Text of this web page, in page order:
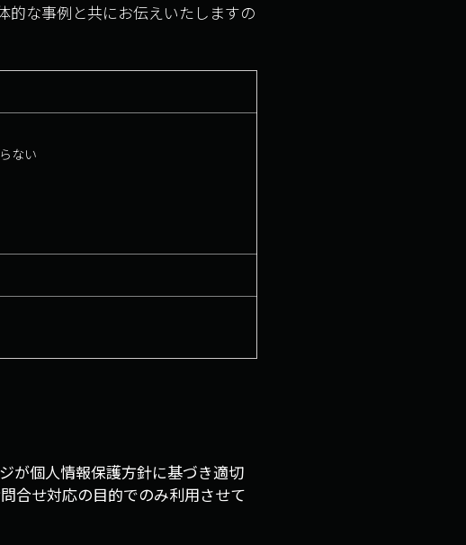
的な事例と共にお伝えいたしますの
ない
が個人情報保護方針に基づき適切
合せ対応の目的でのみ利用させて